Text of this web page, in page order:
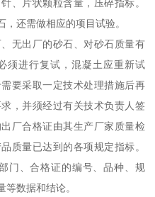
、片状颗粒含量，压碎指标。
还需做相应的项目试验。
无出厂的砂石、对砂石质量有
须进行复试，混凝土应重新试
要采取一定技术处理措施后再
，并须经过有关技术负责人签
厂合格证由其生产厂家质量检
质量已达到的各项规定指标。
门、合格证的编号、品种、规
数据和结论。